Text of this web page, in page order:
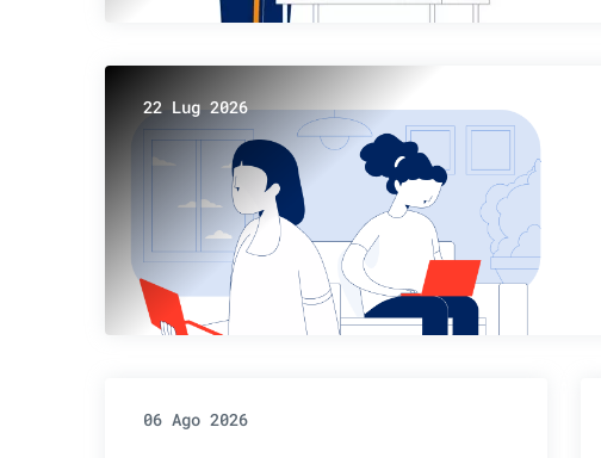
22 Lug 2026
06 Ago 2026